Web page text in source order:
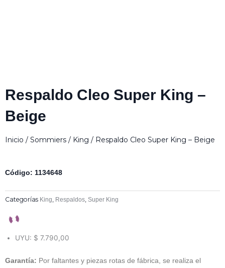
Respaldo Cleo Super King –
Beige
Inicio / Sommiers / King / Respaldo Cleo Super King – Beige
Código: 1134648
Categorías King Respaldos Super King
UYU: $ 7.790,00
Garantía: Por faltantes y piezas rotas de fábrica, se realiza el